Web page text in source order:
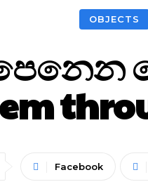
OBJECTS
Facebook